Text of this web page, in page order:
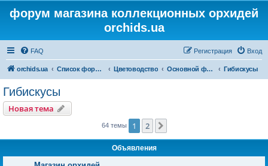
форум магазина коллекционных орхидей
orchids.ua
FAQ Вход
Регистрация
orchids.ua Список форумов Цветоводство Основной форум Гибискусы
Гибискусы
Новая тема
64 темы 1 2
Объявления